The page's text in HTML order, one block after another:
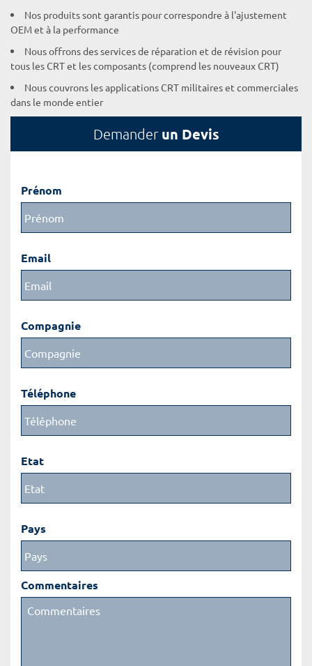
Nos produits sont garantis pour correspondre à l'ajustement
OEM et à la performance
Nous offrons des services de réparation et de révision pour
tous les CRT et les composants (comprend les nouveaux CRT)
Nous couvrons les applications CRT militaires et commerciales
dans le monde entier
Demander un Devis
Prénom
Email
Compagnie
Téléphone
Etat
Pays
Commentaires